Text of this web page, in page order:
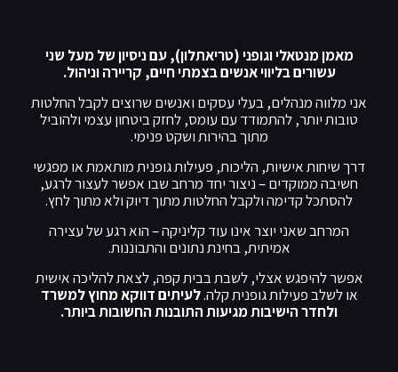
מאמן מנטאלי וגופני (טריאתלון), עם ניסיון של מעל שני
עשורים בליווי אנשים בצמתי חיים, קריירה וניהול.
אני מלווה מנהלים, בעלי עסקים ואנשים שרוצים לקבל החלטות
טובות יותר, להתמודד עם עומס, לחזק ביטחון עצמי ולהוביל
מתוך בהירות ושקט פנימי.
דרך שיחות אישיות, הליכות, פעילות גופנית מותאמת או מפגשי
חשיבה ממוקדים – ניצור יחד מרחב שבו אפשר לעצור לרגע,
להסתכל קדימה ולקבל החלטות מתוך דיוק ולא מתוך לחץ.
המרחב שאני יוצר אינו עוד קליניקה – הוא רגע של עצירה
אמיתית, בחינת נתונים והתבוננות.
אפשר להיפגש אצלי, לשבת בבית קפה, לצאת להליכה אישית
או לשלב פעילות גופנית קלה.לעיתים דווקא מחוץ למשרד
ולחדר הישיבות מגיעות התובנות החשובות ביותר.